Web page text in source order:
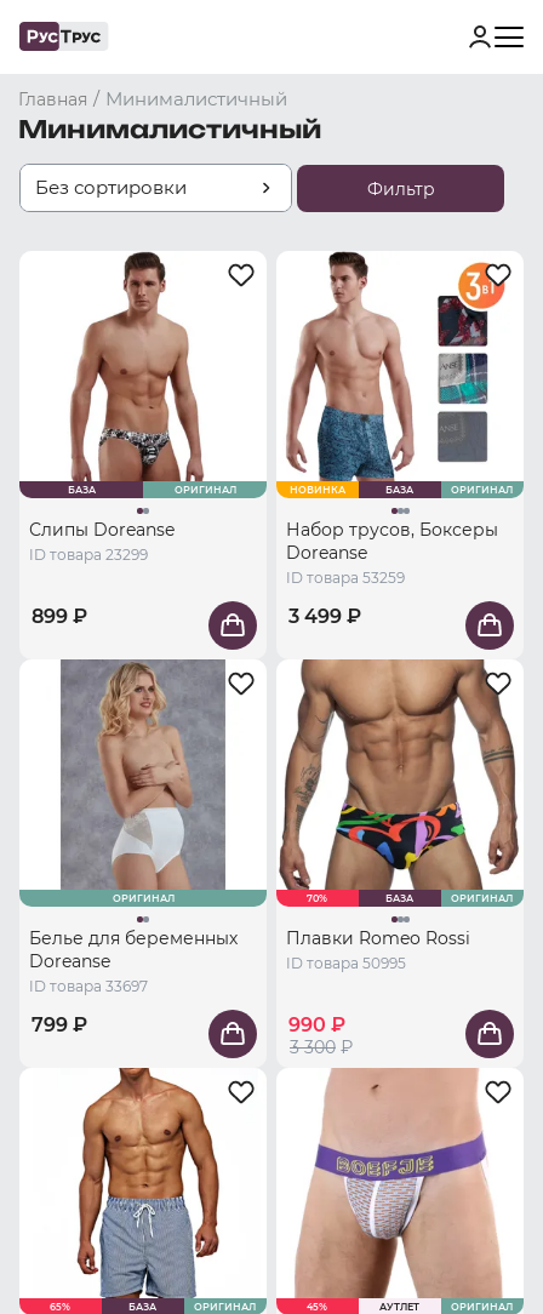
Главная / Минималистичный
Минималистичный
Без сортировки Фильтр
БАЗА ОРИГИНАЛ
Слипы Doreanse
ID товара 23299
899 ₽
НОВИНКА БАЗА ОРИГИНАЛ
Набор трусов, Боксеры
Doreanse
ID товара 53259
3 499 ₽
ОРИГИНАЛ
Белье для беременных
Doreanse
ID товара 33697
799 ₽
70% БАЗА ОРИГИНАЛ
Плавки Romeo Rossi
ID товара 50995
990 ₽
3 300 ₽
65% БАЗА ОРИГИНАЛ 45% АУТЛЕТ ОРИГИНАЛ